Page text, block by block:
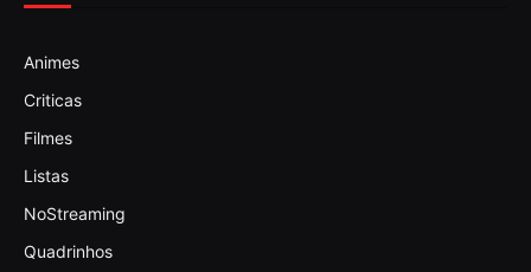
Animes
Criticas
Filmes
Listas
NoStreaming
Quadrinhos